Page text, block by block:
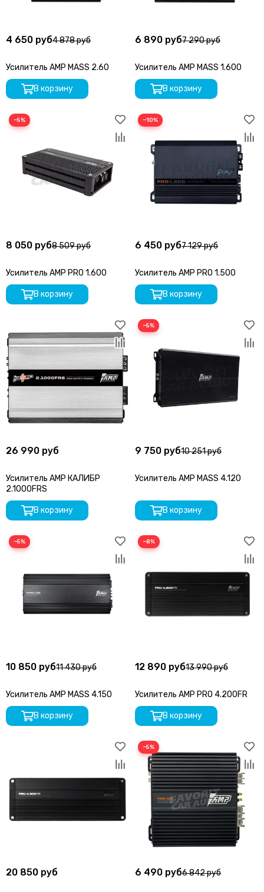
4 650 руб4 878 руб
Усилитель AMP MASS 2.60
В корзину
6 890 руб7 290 руб
Усилитель AMP MASS 1.600
В корзину
−5%
8 050 руб8 509 руб
Усилитель AMP PRO 1.600
В корзину
−10%
6 450 руб7 129 руб
Усилитель AMP PRO 1.500
В корзину
26 990 руб
Усилитель AMP КАЛИБР
2.1000FRS
В корзину
−5%
9 750 руб10 251 руб
Усилитель AMP MASS 4.120
В корзину
−5%
10 850 руб11 430 руб
Усилитель AMP MASS 4.150
В корзину
−8%
12 890 руб13 990 руб
Усилитель AMP PRO 4.200FR
В корзину
20 850 руб
−5%
6 490 руб6 842 руб